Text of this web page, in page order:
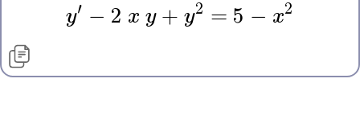
y′ − 2 x y+y2 = 5 − x2